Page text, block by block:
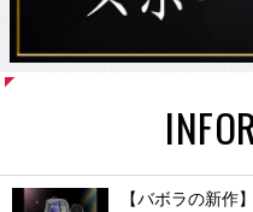
【バボラの新作